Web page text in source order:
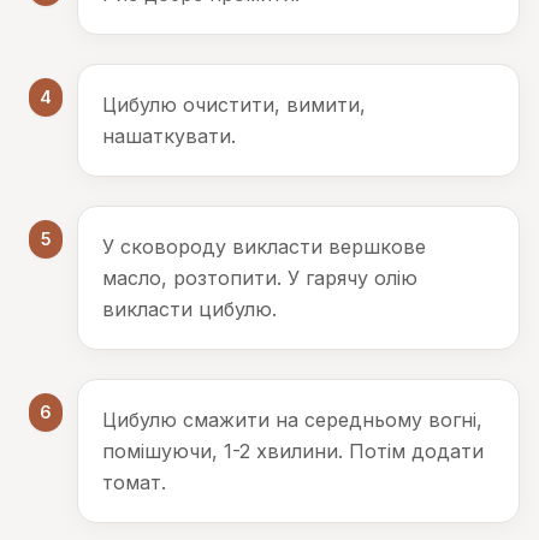
4
Цибулю очистити, вимити,
нашаткувати.
5
У сковороду викласти вершкове
масло, розтопити. У гарячу олію
викласти цибулю.
6
Цибулю смажити на середньому вогні,
помішуючи, 1-2 хвилини. Потім додати
томат.